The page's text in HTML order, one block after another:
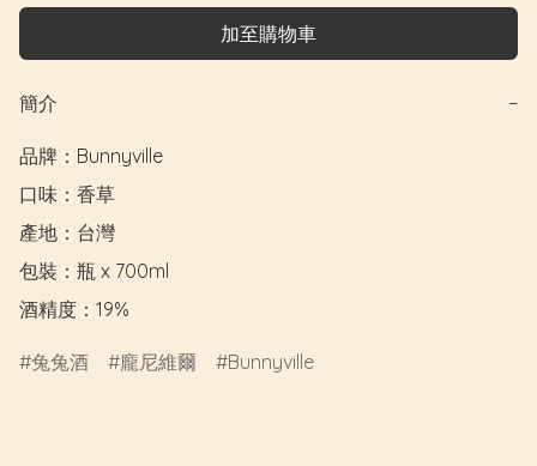
加至購物車
簡介 −
品牌：Bunnyville
口味：香草
產地：台灣
包裝：瓶 x 700ml
酒精度：19%
兔兔酒 龐尼維爾 Bunnyville